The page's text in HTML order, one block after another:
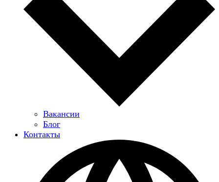
Вакансии
Блог
Контакты